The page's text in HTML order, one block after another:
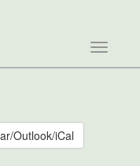
Outlook/iCal